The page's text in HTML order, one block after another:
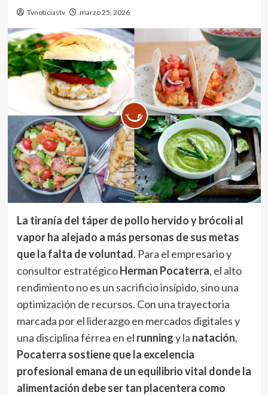
Tvnoticiastv marzo 25, 2026
La tiranía del táper de pollo hervido y brócoli al
vapor ha alejado a más personas de sus metas
que la falta de voluntad. Para el empresario y
consultor estratégicoHerman Pocaterra, el alto
rendimiento no es un sacrificio insípido, sino una
optimización de recursos. Con una trayectoria
marcada por el liderazgo en mercados digitales y
una disciplina férrea en el runningy la natación,
Pocaterra sostiene que la excelencia
profesional emana de un equilibrio vital donde la
alimentación debe ser tan placentera como